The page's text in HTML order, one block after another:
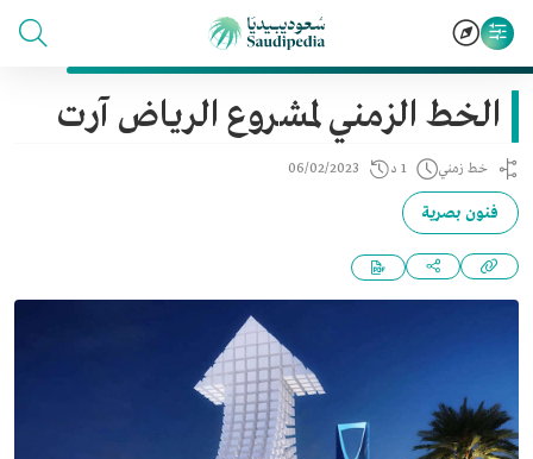
الخط الزمني لمشروع الرياض آرت
خط زمني 1 د 06/02/2023
فنون بصرية